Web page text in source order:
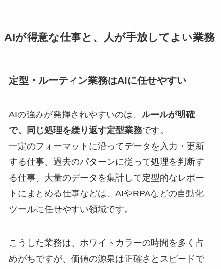
AIが得意な仕事と、人が手放してよい業務
定型・ルーティン業務はAIに任せやすい
AIの強みが発揮されやすいのは、 ルールが明確
で、同じ処理を繰り返す定型業務です。
一定のフォーマットに沿ってデータを入力・更新
する仕事、過去のパターンに従って処理を判断す
る仕事、大量のデータを集計して定型的なレポー
トにまとめる仕事などは、AIやRPAなどの自動化
ツールに任せやすい領域です。
こうした業務は、ホワイトカラーの時間を多く占
めがちですが、価値の源泉は正確さとスピードで